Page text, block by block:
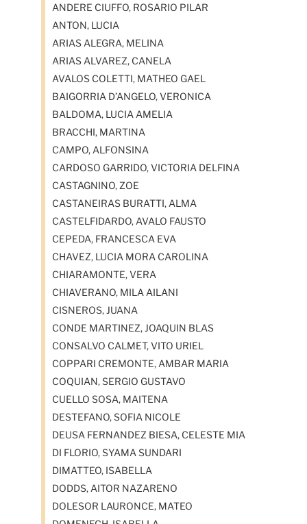
ANDERE CIUFFO, ROSARIO PILAR
ANTON, LUCIA
ARIAS ALEGRA, MELINA
ARIAS ALVAREZ, CANELA
AVALOS COLETTI, MATHEO GAEL
BAIGORRIA D’ANGELO, VERONICA
BALDOMA, LUCIA AMELIA
BRACCHI, MARTINA
CAMPO, ALFONSINA
CARDOSO GARRIDO, VICTORIA DELFINA
CASTAGNINO, ZOE
CASTANEIRAS BURATTI, ALMA
CASTELFIDARDO, AVALO FAUSTO
CEPEDA, FRANCESCA EVA
CHAVEZ, LUCIA MORA CAROLINA
CHIARAMONTE, VERA
CHIAVERANO, MILA AILANI
CISNEROS, JUANA
CONDE MARTINEZ, JOAQUIN BLAS
CONSALVO CALMET, VITO URIEL
COPPARI CREMONTE, AMBAR MARIA
COQUIAN, SERGIO GUSTAVO
CUELLO SOSA, MAITENA
DESTEFANO, SOFIA NICOLE
DEUSA FERNANDEZ BIESA, CELESTE MIA
DI FLORIO, SYAMA SUNDARI
DIMATTEO, ISABELLA
DODDS, AITOR NAZARENO
DOLESOR LAURONCE, MATEO